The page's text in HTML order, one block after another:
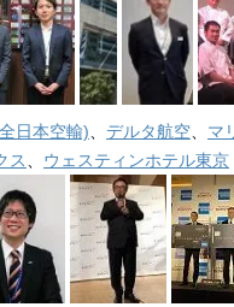
日本空輸) デルタ航空
マ
ス
ウェスティンホテル東京